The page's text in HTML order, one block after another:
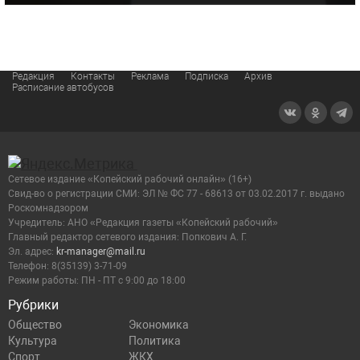
Редакция Контакты Реклама Подписка
Архив
Расписание автобусов
Рубрики
Общество
Экономика
Культура
Политика
Спорт
ЖКХ
Сетевое издание «Копейский рабочий онлайн» (16+)
Cвид-во о регистрации СМИ: ЭЛ № ФС 77 - 68613 от 03.02.2017 г. выдано
Роскомнадзором
Учредитель: АНО «Редакция газеты «Копейский рабочий»
Главный редактор сетевого издания: Попкович А. Г.
Эл. адрес: kr-manager@mail.ru
Телефон: 8(35139) 3-71-09
Режим работы: ПН - ПТ с 9:00 до 18:00